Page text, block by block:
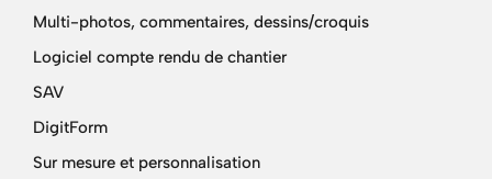
Multi-photos, commentaires, dessins/croquis
Logiciel compte rendu de chantier
SAV
DigitForm
Sur mesure et personnalisation